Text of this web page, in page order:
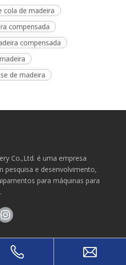
cola de madeira
compensada
compensada
de madeira
Co.,Ltd. é uma empresa
pesquisa e desenvolvimento,
para máquinas para